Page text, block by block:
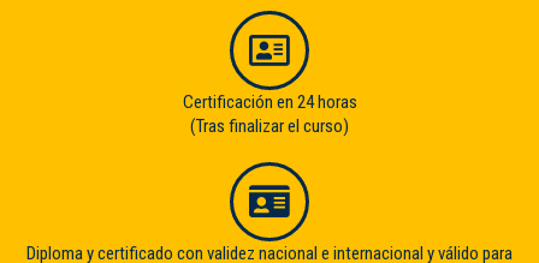
Certificación en 24 horas
(Tras finalizar el curso)
Diploma y certificado con validez nacional e internacional y válido para